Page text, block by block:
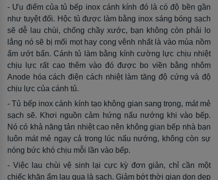
- Ưu điểm của tủ bếp inox cánh kính đó là có độ bền gần
như tuyệt đối. Hộc tủ được làm bằng inox sáng bóng sạch
sẽ dễ lau chùi, chống chầy xước, bạn không còn phải lo
lắng nó sẽ bị mối mọt hay cong vênh nhất là vào mùa nồm
ẩm ướt bẩn. Cánh tủ làm bằng kính cường lực chịu nhiệt
chịu lực rất cao thêm vào đó được bo viền bằng nhôm
Anode hóa cách điện cách nhiệt làm tăng độ cứng và độ
chịu lực của cánh tủ.
- Tủ bếp inox cánh kính tạo không gian sang trọng, mát mẻ
sạch sẽ. Khơi nguồn cảm hứng nấu nướng khi vào bếp.
Nó có khả năng tản nhiệt cao nên không gian bếp nhà bạn
luôn mát mẻ ngay cả trong lúc nấu nướng, không còn sự
nóng bức khó chịu mỗi lần vào bếp.
- Việc lau chùi vệ sinh lại cực kỳ đơn giản, chỉ cần một
chiếc khăn ẩm lau qua là sạch. Giảm bớt thời gian dọn dẹp